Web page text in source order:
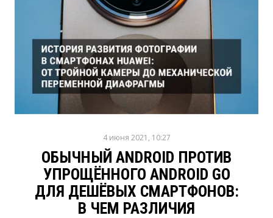
4 июня 2021, 10:27
ОБЫЧНЫЙ ANDROID ПРОТИВ
УПРОЩЁННОГО ANDROID GO
ДЛЯ ДЕШЁВЫХ СМАРТФОНОВ:
В ЧЕМ РАЗЛИЧИЯ